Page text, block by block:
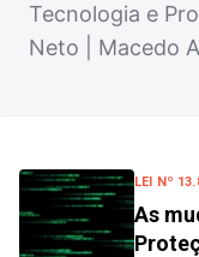
Tecnologia e
Neto | Macedo
LEI Nº
As